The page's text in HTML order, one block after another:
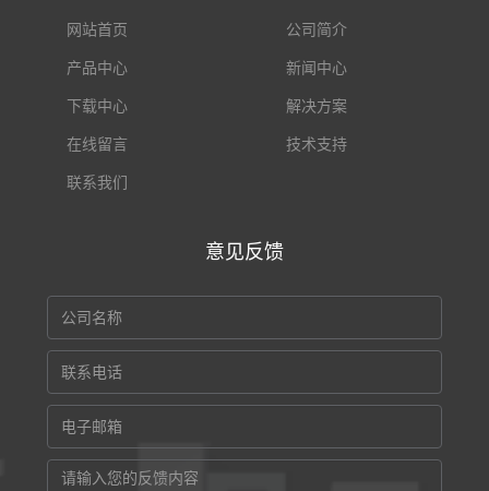
网站首页 公司简介
产品中心 新闻中心
下载中心 解决方案
在线留言 技术支持
联系我们
意见反馈